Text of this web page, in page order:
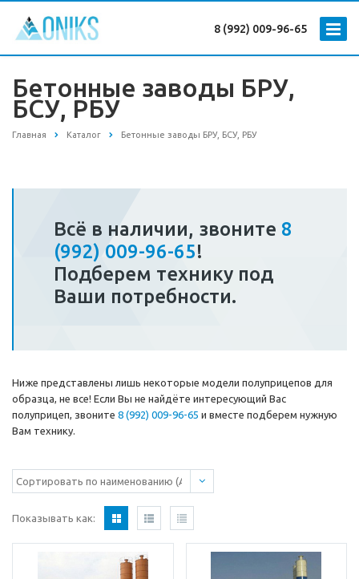
8 (992) 009-96-65
Бетонные заводы БРУ,
БСУ, РБУ
Главная Каталог Бетонные заводы БРУ, БСУ, РБУ
Всё в наличии, звоните 8
(992) 009-96-65!
Подберем технику под
Ваши потребности.
Ниже представлены лишь некоторые модели полуприцепов для
образца, не все! Если Вы не найдёте интересующий Вас
полуприцеп, звоните 8 (992) 009-96-65 и вместе подберем нужную
Вам технику.
Показывать как: